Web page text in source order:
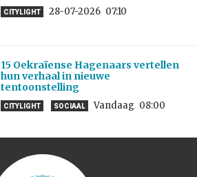
CITYLIGHT 28-07-2026 07:10
15 Oekraïense Hagenaars vertellen
hun verhaal in nieuwe
tentoonstelling
CITYLIGHT SOCIAAL Vandaag 08:00